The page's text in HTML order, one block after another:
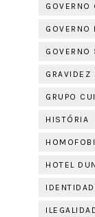
GOVERNO
GOVERNO
GOVERNO
GRAVIDEZ
GRUPO
HISTÓRIA
HOTEL